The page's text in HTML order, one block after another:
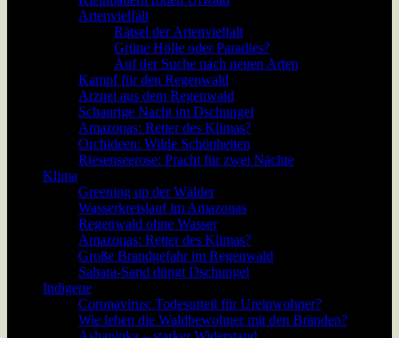
Artenvielfalt
Rätsel der Artenvielfalt
Grüne Hölle oder Paradies?
Auf der Suche nach neuen Arten
Kampf für den Regenwald
Arznei aus dem Regenwald
Schaurige Nacht im Dschungel
Amazonas: Retter des Klimas?
Orchideen: Wilde Schönheiten
Riesenseerose: Pracht für zwei Nächte
Klima
Greening up der Wälder
Wasserkreislauf im Amazonas
Regenwald ohne Wasser
Amazonas: Retter des Klimas?
Große Brandgefahr im Regenwald
Sahara-Sand düngt Dschungel
Indigene
Coronavirus: Todesurteil für Ureinwohner?
Wie leben die Waldbewohner mit den Bränden?